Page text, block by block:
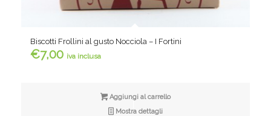
Biscotti Frollini al gusto Nocciola – I Fortini
€7,00 iva inclusa
Aggiungi al carrello
Mostra dettagli